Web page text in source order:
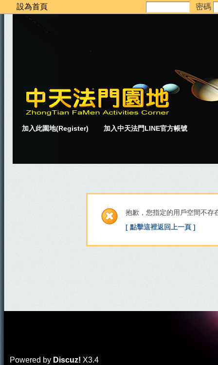
設為首頁 密碼
加入此園地(Register) 加入中天法門LINE官方帳號
抱歉，您指定的用戶空間不存
[ 點擊這裡返回上一頁 ]
Powered by Discuz! X3.4